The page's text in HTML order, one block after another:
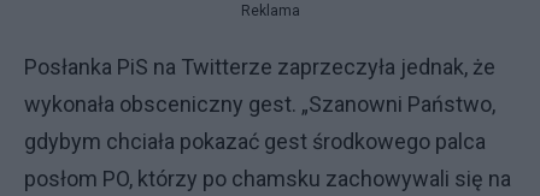
Reklama
Posłanka PiS na Twitterze zaprzeczyła jednak, że
wykonała obsceniczny gest. „Szanowni Państwo,
gdybym chciała pokazać gest środkowego palca
posłom PO, którzy po chamsku zachowywali się na